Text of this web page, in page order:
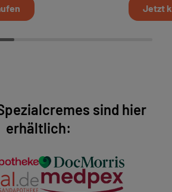
Jetzt
sind hier
erhältlich: